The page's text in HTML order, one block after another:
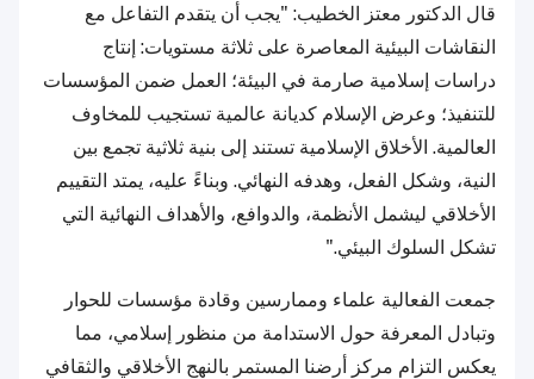
قال الدكتور معتز الخطيب: "يجب أن يتقدم التفاعل مع
النقاشات البيئية المعاصرة على ثلاثة مستويات: إنتاج
دراسات إسلامية صارمة في البيئة؛ العمل ضمن المؤسسات
للتنفيذ؛ وعرض الإسلام كديانة عالمية تستجيب للمخاوف
العالمية. الأخلاق الإسلامية تستند إلى بنية ثلاثية تجمع بين
النية، وشكل الفعل، وهدفه النهائي. وبناءً عليه، يمتد التقييم
الأخلاقي ليشمل الأنظمة، والدوافع، والأهداف النهائية التي
تشكل السلوك البيئي."
جمعت الفعالية علماء وممارسين وقادة مؤسسات للحوار
وتبادل المعرفة حول الاستدامة من منظور إسلامي، مما
يعكس التزام مركز أرضنا المستمر بالنهج الأخلاقي والثقافي